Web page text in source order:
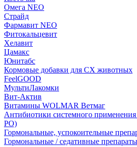
Омега NEO
Страйд
Фармавит NEO
Фитокальцевит
Хелавит
Цамакс
Юнитабс
Кормовые добавки для СХ животных
FeelGOOD
МультиЛакомки
Вит-Актив
Витамины WOLMAR Ветмаг
Антибиотики системного
РО)
Гормональные, успокоительные
Гормональные / седативные